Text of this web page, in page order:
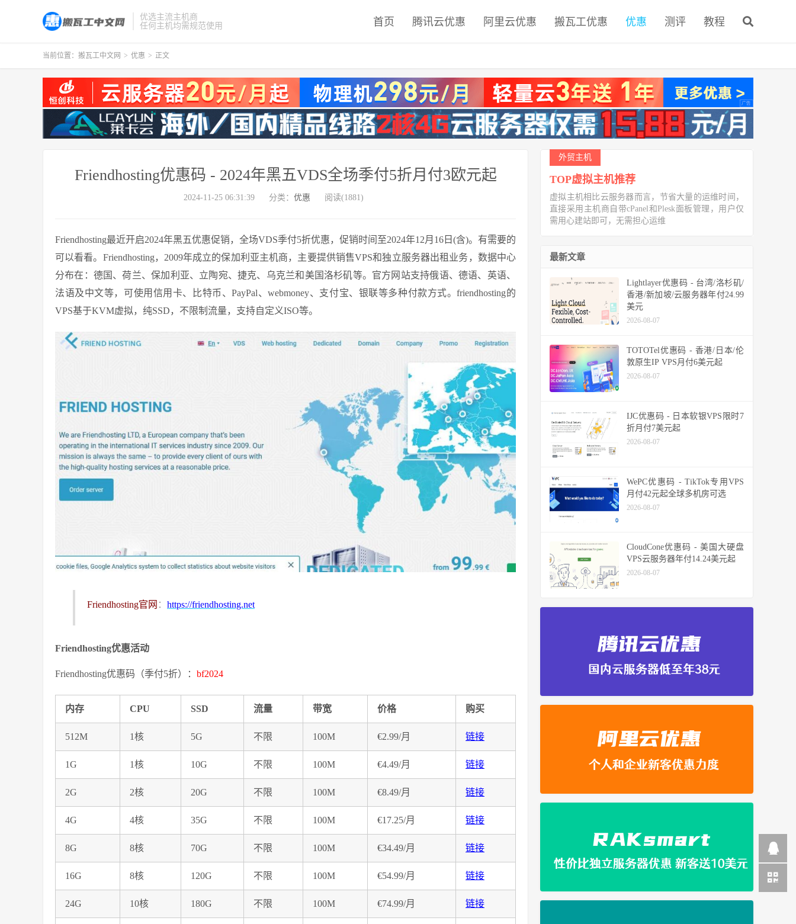
优选主流主机商
任何主机均需规范使用
首页 腾讯云优惠 阿里云优惠 搬瓦工优惠 优惠 测评 教程
当前位置： 搬瓦工中文网 > 优惠 > 正文
Friendhosting优惠码 - 2024年黑五VDS全场季付5折月付3欧元起
2024-11-25 06:31:39 分类： 优惠 阅读(1881)
Friendhosting最近开启2024年黑五优惠促销，全场VDS季付5折优惠，促销时间至2024年12月16日(含)。有需要的
可以看看。Friendhosting，2009年成立的保加利亚主机商，主要提供销售VPS和独立服务器出租业务，数据中心
分布在：德国、荷兰、保加利亚、立陶宛、捷克、乌克兰和美国洛杉矶等。官方网站支持俄语、德语、英语、
法语及中文等，可使用信用卡、比特币、PayPal、webmoney、支付宝、银联等多种付款方式。friendhosting的
VPS基于KVM虚拟，纯SSD，不限制流量，支持自定义ISO等。
Friendhosting官网 ： https://friendhosting.net
Friendhosting优惠活动
Friendhosting优惠码（季付5折）： bf2024
内存 CPU SSD 流量 带宽 价格 购买
512M 1核 5G 不限 100M €2.99/月 链接
1G 1核 10G 不限 100M €4.49/月 链接
2G 2核 20G 不限 100M €8.49/月 链接
4G 4核 35G 不限 100M €17.25/月 链接
8G 8核 70G 不限 100M €34.49/月 链接
16G 8核 120G 不限 100M €54.99/月 链接
24G 10核 180G 不限 100M €74.99/月 链接
外贸主机
TOP虚拟主机推荐
虚拟主机相比云服务器而言，节省大量的运维时间，
直接采用主机商自带cPanel和Plesk面板管理，用户仅
需用心建站即可，无需担心运维
最新文章
Lightlayer优惠码 - 台湾/洛杉矶/
香港/新加坡/云服务器年付24.99
美元
2026-08-07
TOTOTel优惠码 - 香港/日本/伦
敦原生IP VPS月付6美元起
2026-08-07
IJC优惠码 - 日本软银VPS限时7
折月付7美元起
2026-08-07
WePC优惠码 - TikTok专用VPS
月付42元起全球多机房可选
2026-08-07
CloudCone优惠码 - 美国大硬盘
VPS云服务器年付14.24美元起
2026-08-07